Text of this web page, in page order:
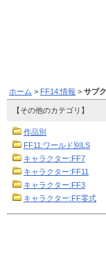
ホーム > FF14:情報 > サブ
【その他のカテゴリ】
作品別
FF11:ワールド別LS
キャラクター:FF7
キャラクター:FF11
キャラクター:FF3
キャラクター:FF零式